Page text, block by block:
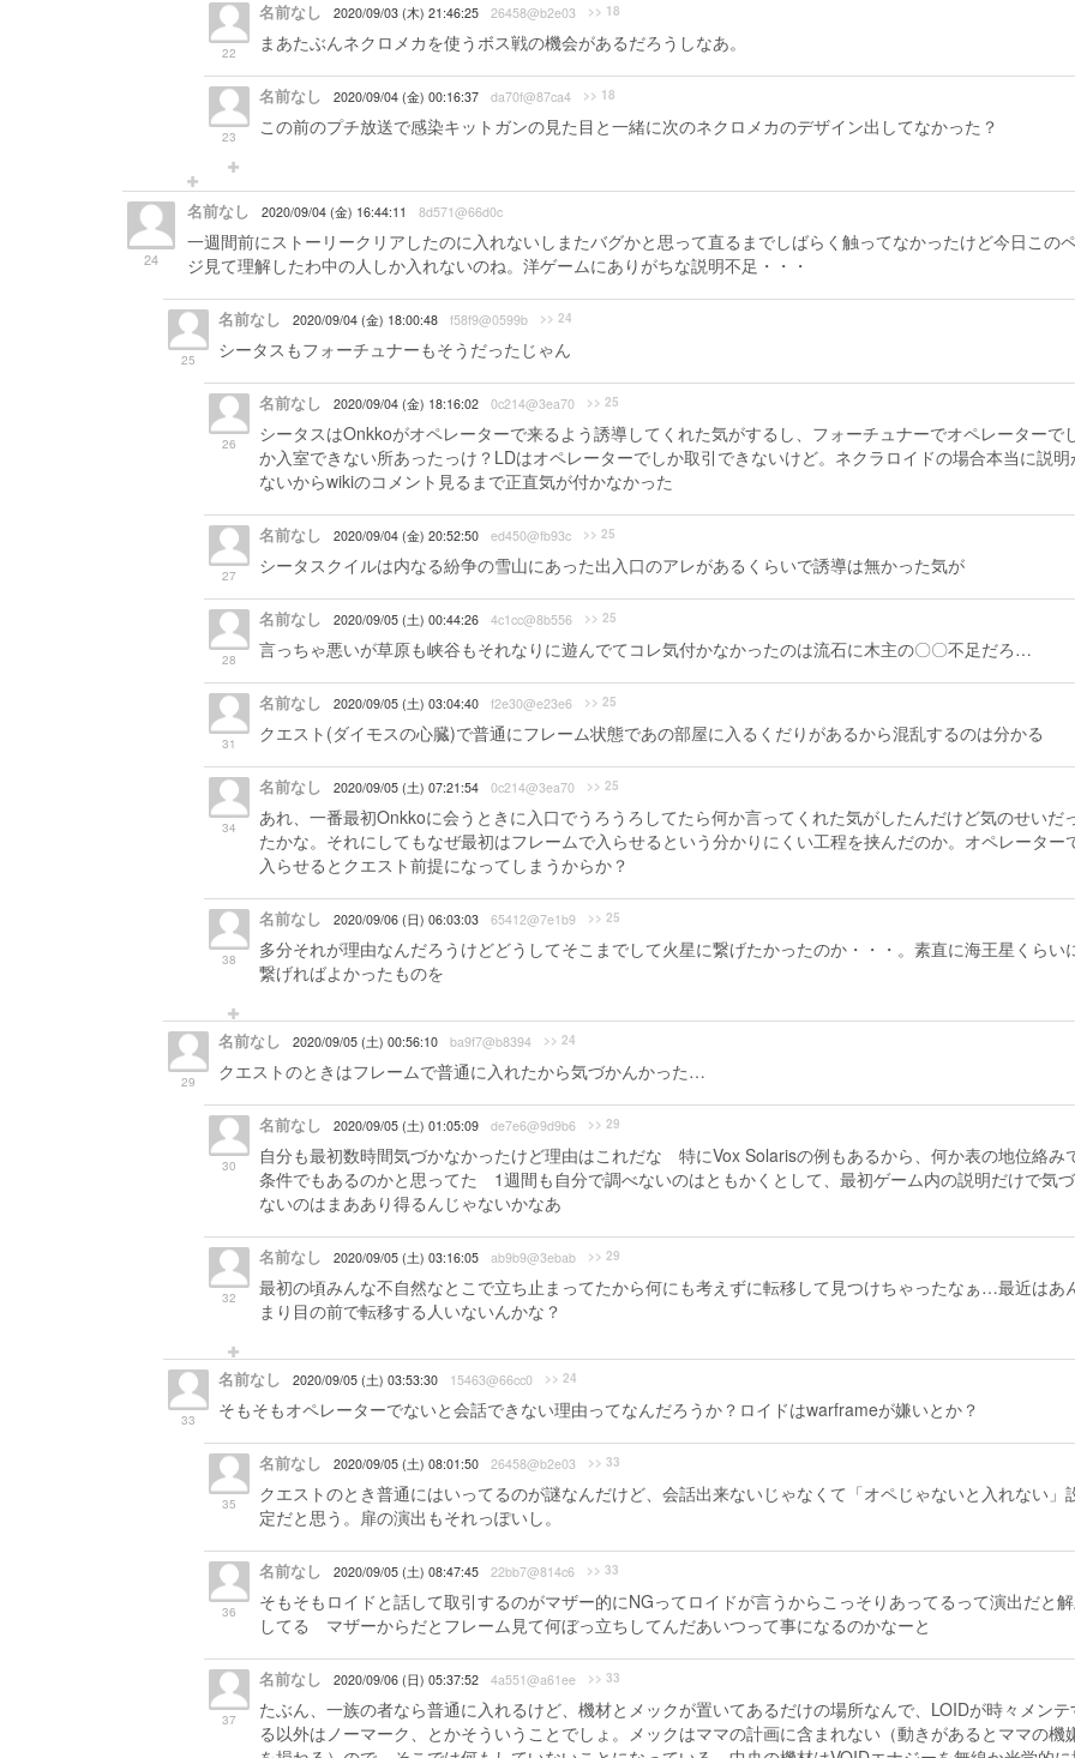
22
名前なし 2020/09/03 (木) 21:46:25 26458@b2e03 >> 18
まあたぶんネクロメカを使うボス戦の機会があるだろうしなあ。
23
名前なし 2020/09/04 (金) 00:16:37 da70f@87ca4 >> 18
この前のプチ放送で感染キットガンの見た目と一緒に次のネクロメカのデザイン出してなかった？
24
名前なし 2020/09/04 (金) 16:44:11 8d571@66d0c
一週間前にストーリークリアしたのに入れないしまたバグかと思って直るまでしばらく触ってなかったけど今日この
ジ見て理解したわ中の人しか入れないのね。洋ゲームにありがちな説明不足・・・
25
名前なし 2020/09/04 (金) 18:00:48 f58f9@0599b >> 24
シータスもフォーチュナーもそうだったじゃん
26
名前なし 2020/09/04 (金) 18:16:02 0c214@3ea70 >> 25
シータスはOnkkoがオペレーターで来るよう誘導してくれた気がするし、フォーチュナーでオペレーターで
か入室できない所あったっけ？LDはオペレーターでしか取引できないけど。ネクラロイドの場合本当に説明
ないからwikiのコメント見るまで正直気が付かなかった
27
名前なし 2020/09/04 (金) 20:52:50 ed450@fb93c >> 25
シータスクイルは内なる紛争の雪山にあった出入口のアレがあるくらいで誘導は無かった気が
28
名前なし 2020/09/05 (土) 00:44:26 4c1cc@8b556 >> 25
言っちゃ悪いが草原も峡谷もそれなりに遊んでてコレ気付かなかったのは流石に木主の〇〇不足だろ…
31
名前なし 2020/09/05 (土) 03:04:40 f2e30@e23e6 >> 25
クエスト(ダイモスの心臓)で普通にフレーム状態であの部屋に入るくだりがあるから混乱するのは分かる
34
名前なし 2020/09/05 (土) 07:21:54 0c214@3ea70 >> 25
あれ、一番最初Onkkoに会うときに入口でうろうろしてたら何か言ってくれた気がしたんだけど気のせいだ
たかな。それにしてもなぜ最初はフレームで入らせるという分かりにくい工程を挟んだのか。オペレーター
入らせるとクエスト前提になってしまうからか？
38
名前なし 2020/09/06 (日) 06:03:03 65412@7e1b9 >> 25
多分それが理由なんだろうけどどうしてそこまでして火星に繋げたかったのか・・・。素直に海王星くらい
繋げればよかったものを
29
名前なし 2020/09/05 (土) 00:56:10 ba9f7@b8394 >> 24
クエストのときはフレームで普通に入れたから気づかんかった…
30
名前なし 2020/09/05 (土) 01:05:09 de7e6@9d9b6 >> 29
自分も最初数時間気づかなかったけど理由はこれだな 特にVox Solarisの例もあるから、何か表の地位絡み
条件でもあるのかと思ってた 1週間も自分で調べないのはともかくとして、最初ゲーム内の説明だけで気
ないのはまああり得るんじゃないかなあ
32
名前なし 2020/09/05 (土) 03:16:05 ab9b9@3ebab >> 29
最初の頃みんな不自然なとこで立ち止まってたから何にも考えずに転移して見つけちゃったなぁ…最近はあ
まり目の前で転移する人いないんかな？
33
名前なし 2020/09/05 (土) 03:53:30 15463@66cc0 >> 24
そもそもオペレーターでないと会話できない理由ってなんだろうか？ロイドはwarframeが嫌いとか？
35
名前なし 2020/09/05 (土) 08:01:50 26458@b2e03 >> 33
クエストのとき普通にはいってるのが謎なんだけど、会話出来ないじゃなくて「オペじゃないと入れない」
定だと思う。扉の演出もそれっぽいし。
36
名前なし 2020/09/05 (土) 08:47:45 22bb7@814c6 >> 33
そもそもロイドと話して取引するのがマザー的にNGってロイドが言うからこっそりあってるって演出だと
してる マザーからだとフレーム見て何ぼっ立ちしてんだあいつって事になるのかなーと
37
名前なし 2020/09/06 (日) 05:37:52 4a551@a61ee >> 33
たぶん、一族の者なら普通に入れるけど、機材とメックが置いてあるだけの場所なんで、LOIDが時々メンテ
る以外はノーマーク、とかそういうことでしょ。メックはママの計画に含まれない（動きがあるとママの機